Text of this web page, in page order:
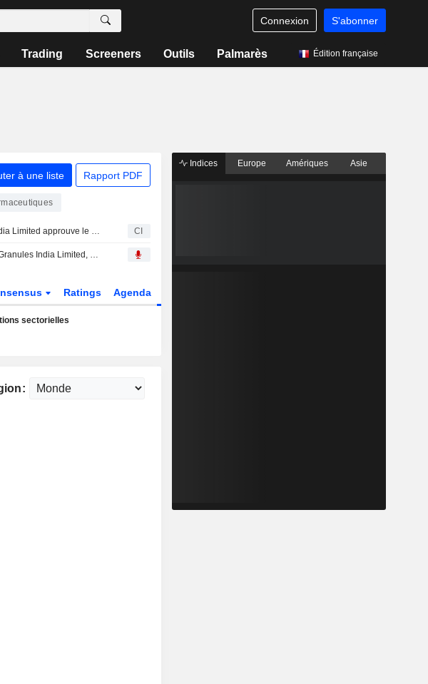
Connexion S'abonner
Trading Screeners Outils Palmarès Édition française
à une liste Rapport PDF
Granules India Limited approuve le dividende final pour l'exercice 2025-2026 CI
Transcript : Granules India Limited, Q1 2027 Earnings Call, Jul 21, 2026
Ratings Agenda
sectorielles
Indices Europe Amériques Asie